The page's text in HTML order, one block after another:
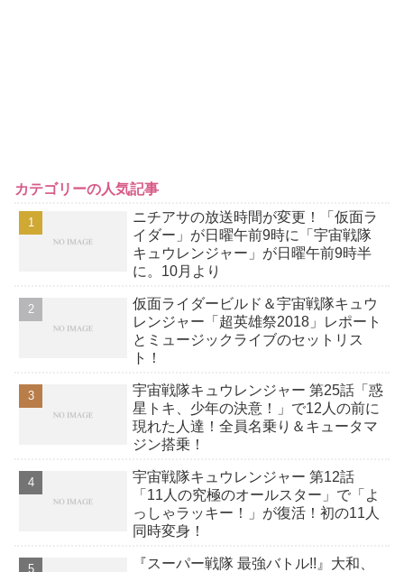
カテゴリーの人気記事
ニチアサの放送時間が変更！「仮面ラ
イダー」が日曜午前9時に「宇宙戦隊
キュウレンジャー」が日曜午前9時半
に。10月より
仮面ライダービルド＆宇宙戦隊キュウ
レンジャー「超英雄祭2018」レポート
とミュージックライブのセットリス
ト！
宇宙戦隊キュウレンジャー 第25話「惑
星トキ、少年の決意！」で12人の前に
現れた人達！全員名乗り＆キュータマ
ジン搭乗！
宇宙戦隊キュウレンジャー 第12話
「11人の究極のオールスター」で「よ
っしゃラッキー！」が復活！初の11人
同時変身！
『スーパー戦隊 最強バトル!!』大和、